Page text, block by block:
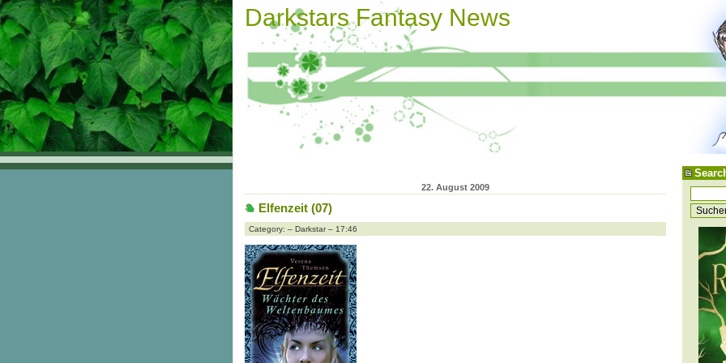
Darkstars Fantasy News
22. August 2009
Elfenzeit (07)
Category: – Darkstar – 17:46